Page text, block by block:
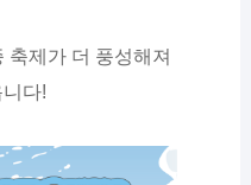
축제가 더 풍성해져
다!